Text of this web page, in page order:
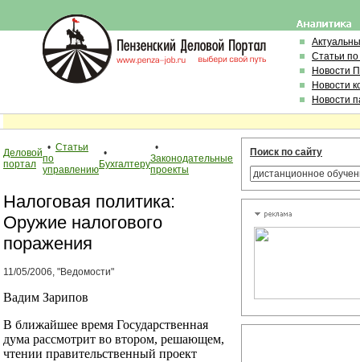
Статьи
Новости
Новости
Новости
Деловой
портал
• Статьи
по
управлению
•
Бухгалтеру
•
Законодательные
проекты
Налоговая политика:
Оружие налогового
поражения
11/05/2006, "Ведомости"
Вадим Зарипов
В ближайшее время Государственная
дума рассмотрит во втором, решающем,
чтении правительственный проект
Поиск по сайту